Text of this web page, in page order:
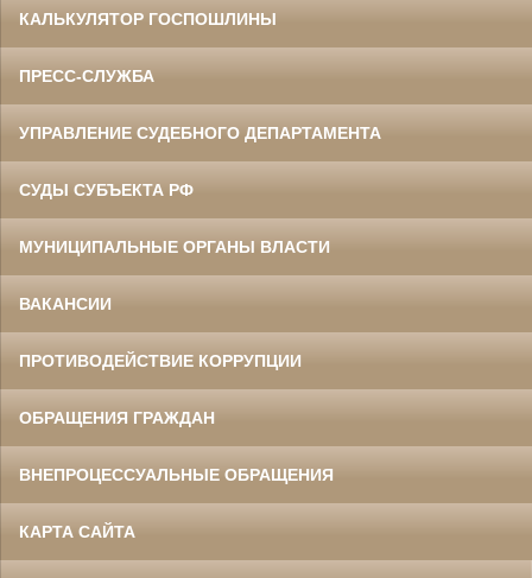
КАЛЬКУЛЯТОР ГОСПОШЛИНЫ
ПРЕСС-СЛУЖБА
УПРАВЛЕНИЕ СУДЕБНОГО ДЕПАРТАМЕНТА
СУДЫ СУБЪЕКТА РФ
МУНИЦИПАЛЬНЫЕ ОРГАНЫ ВЛАСТИ
ВАКАНСИИ
ПРОТИВОДЕЙСТВИЕ КОРРУПЦИИ
ОБРАЩЕНИЯ ГРАЖДАН
ВНЕПРОЦЕССУАЛЬНЫЕ ОБРАЩЕНИЯ
КАРТА САЙТА